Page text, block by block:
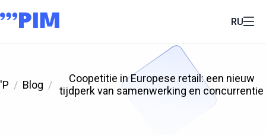
RU
'P Blog
Coopetitie in Europese retail: een nieuw
tijdperk van samenwerking en concurrentie